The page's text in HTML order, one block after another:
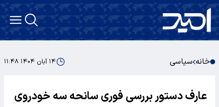
خانه سیاسی ۱۴ آبان ۱۴۰۴ ۱۱:۴۸
عارف دستور بررسی فوری سانحه سه خودروی